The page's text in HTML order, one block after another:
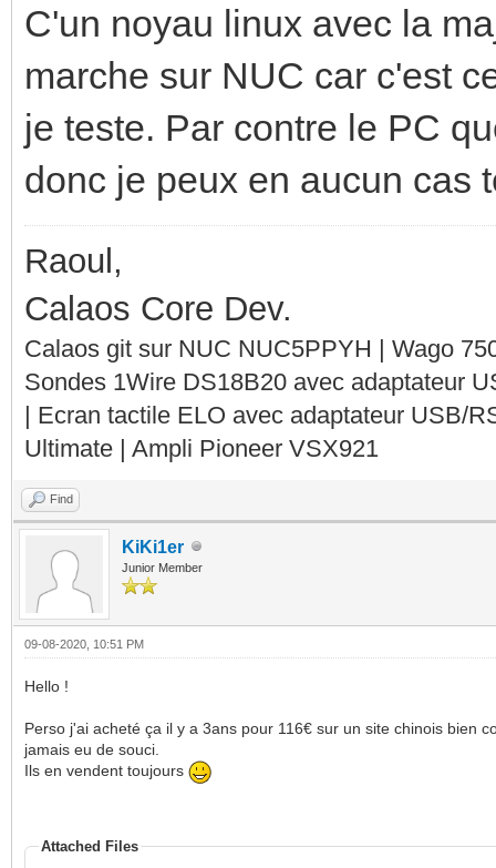
C'un noyau linux avec la
marche sur NUC car c'est
je teste. Par contre le PC
donc je peux en aucun cas
Raoul,
Calaos Core Dev.
Calaos git sur NUC NUC5PPYH | Wago
Sondes 1Wire DS18B20 avec adaptateur
| Ecran tactile ELO avec adaptateur USB/
Ultimate | Ampli Pioneer VSX921
Find
KiKi1er
Junior Member
09-08-2020, 10:51 PM
Hello !
Perso j'ai acheté ça il y a 3ans pour 116€ sur un site chinois bien
jamais eu de souci.
Ils en vendent toujours
Attached Files